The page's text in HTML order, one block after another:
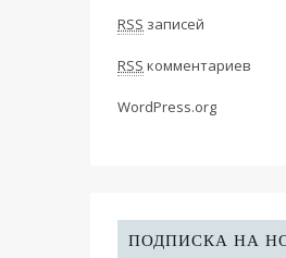
RSS записей
RSS комментариев
WordPress.org
ПОДПИСКА НА